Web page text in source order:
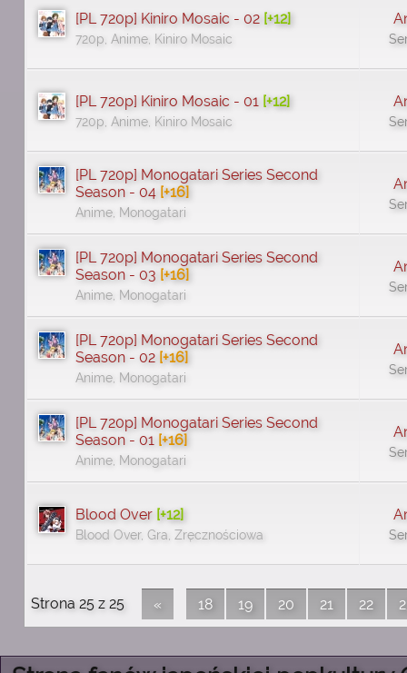
[PL 720p] Kiniro Mosaic - 02 [+12]
720p, Anime, Kiniro Mosaic
[PL 720p] Kiniro Mosaic - 01 [+12]
720p, Anime, Kiniro Mosaic
[PL 720p] Monogatari Series Second
Season - 04 [+16]
Anime, Monogatari
[PL 720p] Monogatari Series Second
Season - 03 [+16]
Anime, Monogatari
[PL 720p] Monogatari Series Second
Season - 02 [+16]
Anime, Monogatari
[PL 720p] Monogatari Series Second
Season - 01 [+16]
Anime, Monogatari
Blood Over [+12]
Blood Over, Gra, Zręcznościowa
Strona 25 z 25 « 18 19 20 21 22